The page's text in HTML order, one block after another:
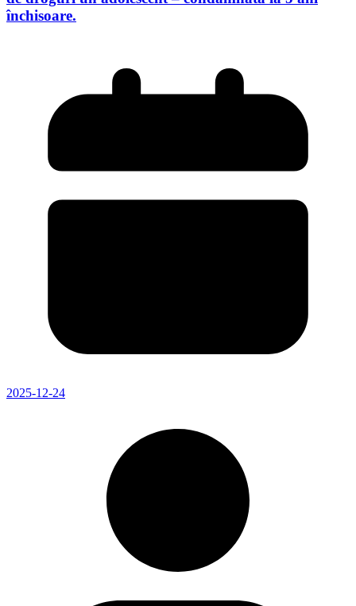
închisoare.
2025-12-24